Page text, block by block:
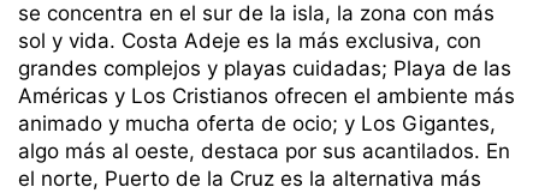
se concentra en el sur de la isla, la zona con más
sol y vida. Costa Adeje es la más exclusiva, con
grandes complejos y playas cuidadas; Playa de las
Américas y Los Cristianos ofrecen el ambiente más
animado y mucha oferta de ocio; y Los Gigantes,
algo más al oeste, destaca por sus acantilados. En
el norte, Puerto de la Cruz es la alternativa más